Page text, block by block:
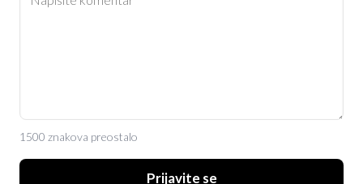
1500 znakova preostalo
Prijavite se